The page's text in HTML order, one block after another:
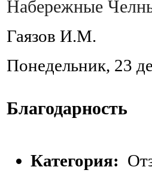
Набережные
Гаязов И.М.
Понедельник, 23
Благодарность
Категория: